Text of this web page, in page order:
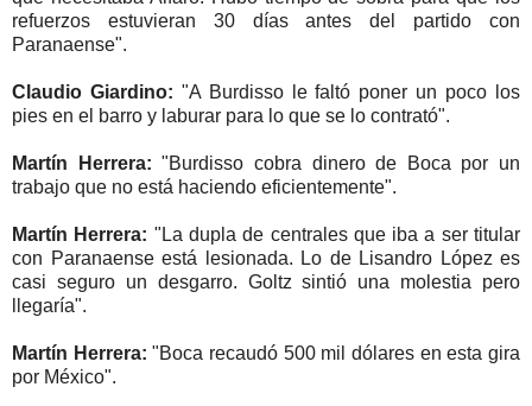
refuerzos estuvieran 30 días antes del partido con
Paranaense".
Claudio Giardino: "A Burdisso le faltó poner un poco los
pies en el barro y laburar para lo que se lo contrató".
Martín Herrera:"Burdisso cobra dinero de Boca por un
trabajo que no está haciendo eficientemente".
Martín Herrera: "La dupla de centrales que iba a ser titular
con Paranaense está lesionada. Lo de Lisandro López es
casi seguro un desgarro. Goltz sintió una molestia pero
llegaría".
Martín Herrera:"Boca recaudó 500 mil dólares en esta gira
por México".